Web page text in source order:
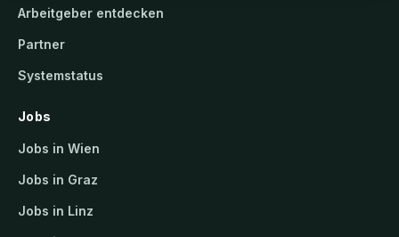
Arbeitgeber entdecken
Partner
Systemstatus
Jobs
Jobs in Wien
Jobs in Graz
Jobs in Linz